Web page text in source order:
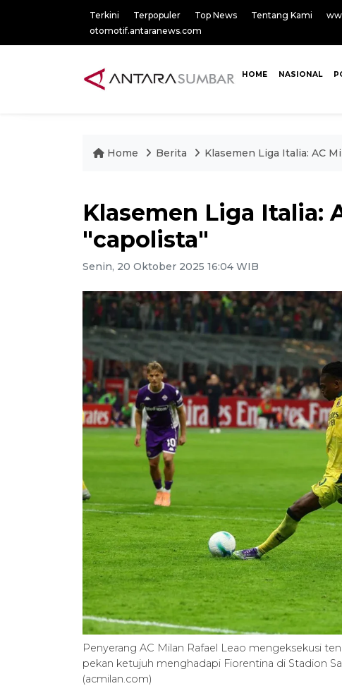
Terkini Terpopuler Top News Tentang Kami
otomotif.antaranews.com
HOME NASIONAL
Home Berita Klasemen Liga Italia: AC
Klasemen Liga Italia:
"capolista"
Senin, 20 Oktober 2025 16:04 WIB
Penyerang AC Milan Rafael Leao mengeksekusi
pekan ketujuh menghadapi Fiorentina di Stadion
(acmilan.com)